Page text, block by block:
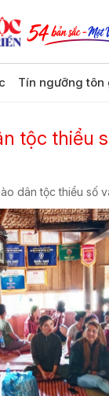
Tín ngưỡng tôn
tộc thiểu
dân tộc thiểu số